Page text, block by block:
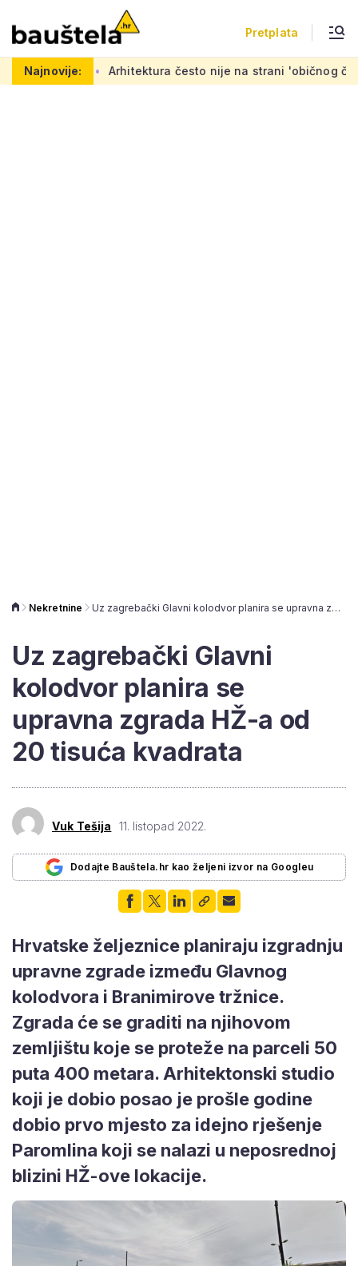
Pretplata
Najnovije:
Arhitektura često nije na strani 'običnog čovjeka': 'Mora
Nekretnine Uz zagrebački Glavni kolodvor planira se upravna zgrada HŽ-a od 20 tisuća kvadrata
Uz zagrebački Glavni
kolodvor planira se
upravna zgrada HŽ-a od
20 tisuća kvadrata
Vuk Tešija 11. listopad 2022.
Dodajte Bauštela.hr kao željeni izvor na Googleu
Hrvatske željeznice planiraju izgradnju
upravne zgrade između Glavnog
kolodvora i Branimirove tržnice.
Zgrada će se graditi na njihovom
zemljištu koje se proteže na parceli 50
puta 400 metara. Arhitektonski studio
koji je dobio posao je prošle godine
dobio prvo mjesto za idejno rješenje
Paromlina koji se nalazi u neposrednoj
blizini HŽ-ove lokacije.